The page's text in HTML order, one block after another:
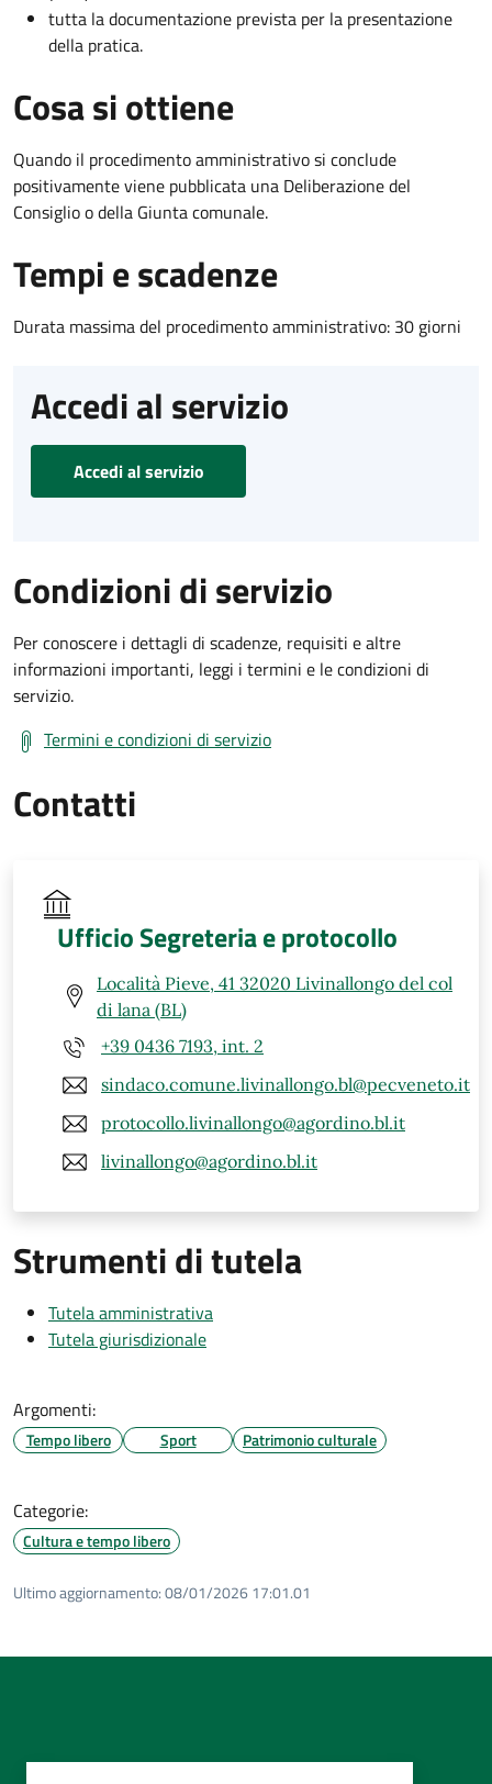
tutta la documentazione prevista per la presentazione
della pratica.
Cosa si ottiene
Quando il procedimento amministrativo si conclude
positivamente viene pubblicata una Deliberazione del
Consiglio o della Giunta comunale.
Tempi e scadenze
Durata massima del procedimento amministrativo: 30 giorni
Accedi al servizio
Accedi al servizio
Condizioni di servizio
Per conoscere i dettagli di scadenze, requisiti e altre
informazioni importanti, leggi i termini e le condizioni di
servizio.
Termini e condizioni di servizio
Contatti
Ufficio Segreteria e protocollo
Località Pieve, 41 32020 Livinallongo del col
di lana (BL)
+39 0436 7193, int. 2
sindaco.comune.livinallongo.bl@pecveneto.it
protocollo.livinallongo@agordino.bl.it
livinallongo@agordino.bl.it
Strumenti di tutela
Tutela amministrativa
Tutela giurisdizionale
Argomenti:
Tempo libero Sport Patrimonio culturale
Categorie:
Cultura e tempo libero
Ultimo aggiornamento:08/01/2026 17:01.01